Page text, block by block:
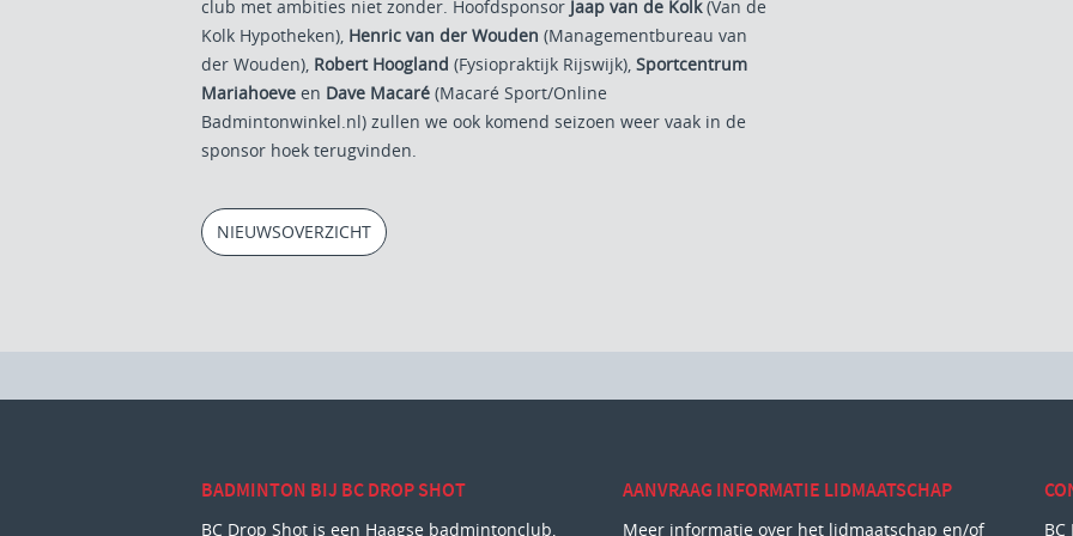
club met ambities niet zonder. Hoofdsponsor Jaap van de Kolk(Van de
Kolk Hypotheken), Henric van der Wouden (Managementbureau van
der Wouden), Robert Hoogland (Fysiopraktijk Rijswijk), Sportcentrum
Mariahoeve en Dave Macaré (Macaré Sport/Online
Badmintonwinkel.nl) zullen we ook komend seizoen weer vaak in de
sponsor hoek terugvinden.
NIEUWSOVERZICHT
BADMINTON BIJ BC DROP SHOT
BC Drop Shot is een Haagse badmintonclub,
AANVRAAG INFORMATIE LIDMAATSCHAP
Meer informatie over het lidmaatschap en/of